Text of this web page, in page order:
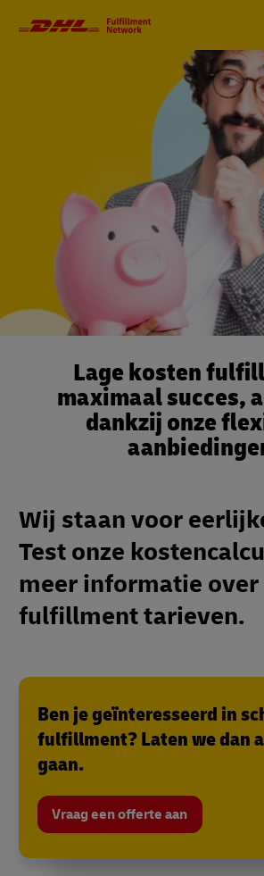
Lage kosten
maximaal succes,
dankzij onze
Wij staan voor
Test onze
meer informatie over
fulfillment tarieven.
Ben je geïnteresseerd in
fulfillment? Laten we dan
gaan.
Vraag een offerte aan